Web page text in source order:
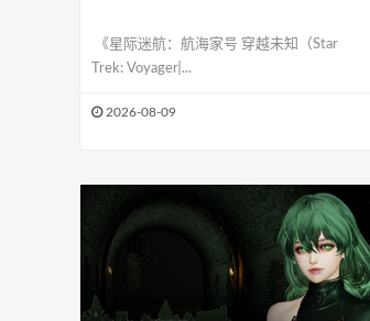
《星际迷航：航海家号 穿越未知（Star
Trek: Voyager ̵...
2026-08-09